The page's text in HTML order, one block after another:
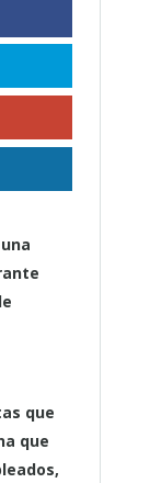
que
que